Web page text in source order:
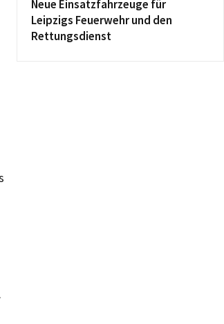
Neue Einsatzfahrzeuge für
Leipzigs Feuerwehr und den
Rettungsdienst